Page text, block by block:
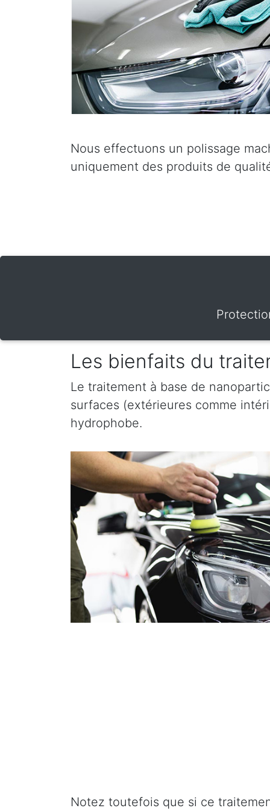
Nous effectuons un polissage
uniquement des produits de
Les bienfaits du
Le traitement à base de
surfaces (extérieures comme
hydrophobe.
Notez toutefois que si ce